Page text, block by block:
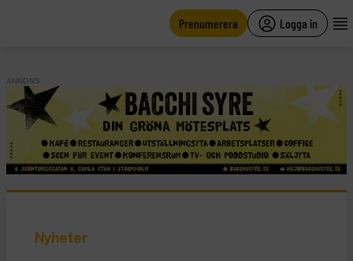
Prenumerera Logga in
ANNONS
Nyheter